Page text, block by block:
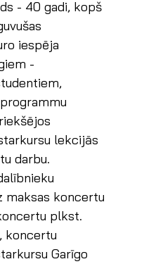
- 40 gadi, kopš
iespēja
-
lekcijās
darbu.
maksas koncertu
plkst.
koncertu
Garīgo